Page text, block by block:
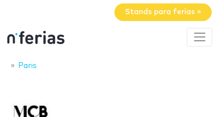
Stands para ferias »
Paris